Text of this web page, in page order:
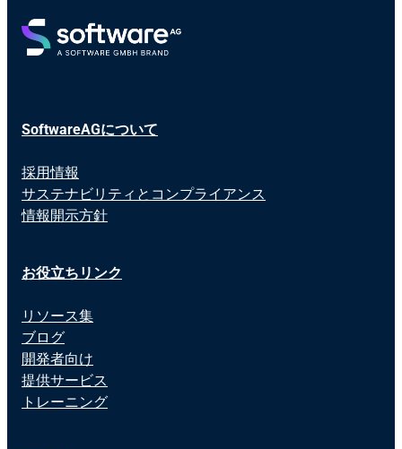
SoftwareAGについて
採用情報
サステナビリティとコンプライアンス
情報開示方針
お役立ちリンク
リソース集
ブログ
開発者向け
提供サービス
トレーニング